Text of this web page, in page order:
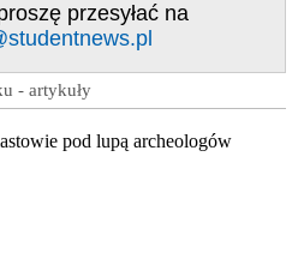
przesyłać na
- artykuły
pod lupą archeologów